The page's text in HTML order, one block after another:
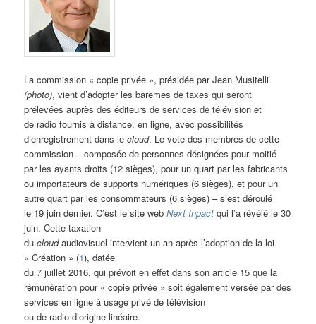
La commission « copie privée », présidée par Jean Musitelli
(photo), vient d’adopter les barèmes de taxes qui seront
prélevées auprès des éditeurs de services de télévision et
de radio fournis à distance, en ligne, avec possibilités
d’enregistrement dans lecloud. Le vote des membres de cette
commission – composée de personnes désignées pour moitié
par les ayants droits (12 sièges), pour un quart par les fabricants
ou importateurs de supports numériques (6 sièges), et pour un
autre quart par les consommateurs (6 sièges) – s’est déroulé
le 19 juin dernier. C’est le site webNext Inpact qui l’a révélé le 30
juin. Cette taxation
ducloudaudiovisuel intervient un an après l’adoption de la loi
« Création » (1), datée
du 7 juillet 2016, qui prévoit en effet dans son article 15 que la
rémunération pour « copie privée » soit également versée par des
services en ligne à usage privé de télévision
ou de radio d’origine linéaire.